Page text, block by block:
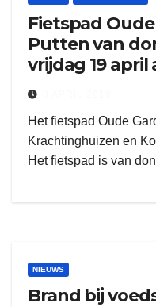
Fietspad
Putten van
vrijdag 19
Het fietspad Oude
Krachtinghuizen en
Het fietspad is van
NIEUWS
Brand bij